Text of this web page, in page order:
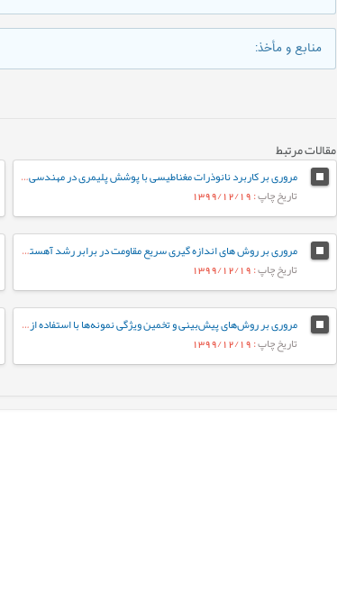
منابع و مأخذ:
مقالات مرتبط
مروری بر کاربرد نانوذرات مغناطیسی با پوشش پلیمری در مهندسی بافت
تاریخ چاپ: 1399/12/19
مروری بر روش های اندازه گیری سریع مقاومت در برابر رشد آهسته ترک پلی اتیلن سنگین
تاریخ چاپ: 1399/12/19
مروری بر روش‌های پیش‌بینی و تخمین ویژگی نمونه‌ها با استفاده از روش‌های تجزیه‌ای و الگوریتم‌های یادگیری ماشین
تاریخ چاپ: 1399/12/19